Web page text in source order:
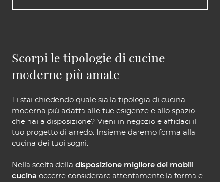
Scorpi le tipologie di cucine
moderne più amate
Ti stai chiedendo quale sia la tipologia di cucina
moderna più adatta alle tue esigenze e allo spazio
che hai a disposizione? Vieni in negozio e affidaci il
tuo progetto di arredo. Insieme daremo forma alla
cucina dei tuoi sogni.
Nella scelta della disposizione migliore dei mobili
cucina occorre considerare attentamente la forma e